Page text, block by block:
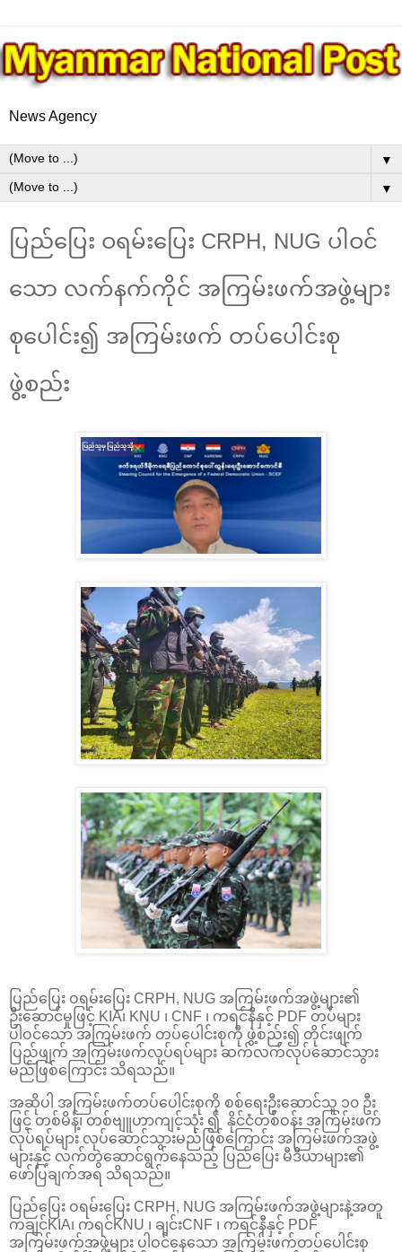
News Agency
▼
▼
ပြည်ပြေး ဝရမ်းပြေး CRPH, NUG ပါဝင်
သော လက်နက်ကိုင် အကြမ်းဖက်အဖွဲ့များ
စုပေါင်း၍ အကြမ်းဖက် တပ်ပေါင်းစု
ဖွဲ့စည်း
ပြည်ပြေး ဝရမ်းပြေး CRPH, NUG အကြမ်းဖက်အဖွဲ့များ၏
ဦးဆောင်မှုဖြင့် KIA၊ KNU ၊ CNF ၊ ကရင်နီနှင့် PDF တပ်များ
ပါဝင်သော အကြမ်းဖက် တပ်ပေါင်းစုကို ဖွဲ့စည်း၍ တိုင်းဖျက်
ပြည်ဖျက် အကြမ်းဖက်လုပ်ရပ်များ ဆက်လက်လုပ်ဆောင်သွား
မည်ဖြစ်ကြောင်း သိရသည်။
အဆိုပါ အကြမ်းဖက်တပ်ပေါင်းစုကို စစ်ရေးဦးဆောင်သူ ၁၀ ဦး
ဖြင့် တစ်မိန့်၊ တစ်ဗျူဟာကျင့်သုံး ၍ နိုင်ငံတစ်ဝန်း အကြမ်းဖက်
လုပ်ရပ်များ လုပ်ဆောင်သွားမည်ဖြစ်ကြောင်း အကြမ်းဖက်အဖွဲ့
များနှင့် လက်တွဲဆောင်ရွက်နေသည့် ပြည်ပြေး မီဒီယာများ၏
ဖော်ပြချက်အရ သိရသည်။
ပြည်ပြေး ဝရမ်းပြေး CRPH, NUG အကြမ်းဖက်အဖွဲ့များနဲ့အတူ
ကချင်KIA၊ ကရင်KNU ၊ ချင်းCNF ၊ ကရင်နီနှင့် PDF
အကြမ်းဖက်အဖွဲ့များ ပါဝင်နေသော အကြမ်းဖက်တပ်ပေါင်းစု